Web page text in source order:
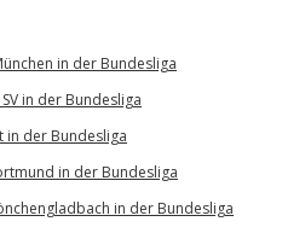
in der Bundesliga
in der Bundesliga
in der Bundesliga
in der Bundesliga
in der Bundesliga